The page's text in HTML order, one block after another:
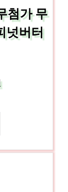
첨가 무
넛버터